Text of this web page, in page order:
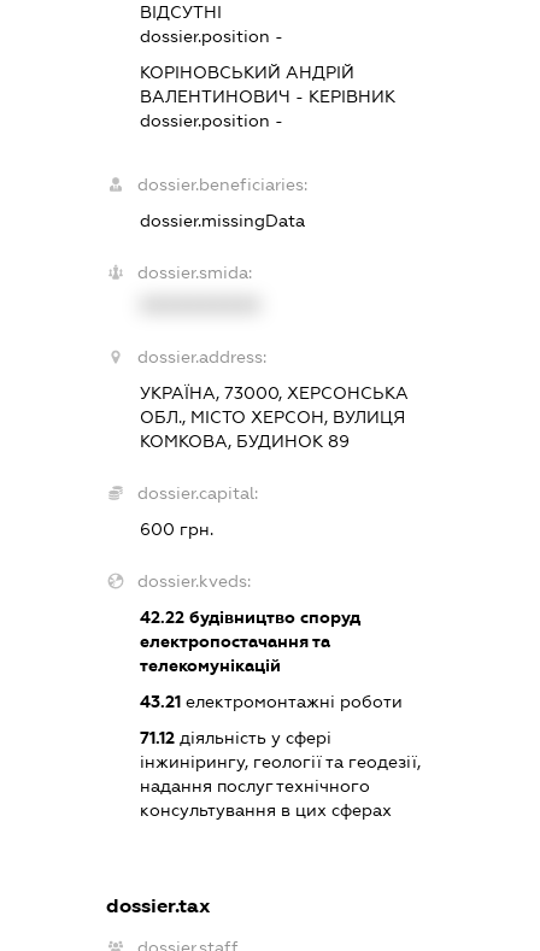
ВІДСУТНІ
dossier.position -
КОРІНОВСЬКИЙ АНДРІЙ
ВАЛЕНТИНОВИЧ - КЕРІВНИК
dossier.position -
dossier.beneficiaries:
dossier.missingData
dossier.smida:
dossier.address:
УКРАЇНА, 73000, ХЕРСОНСЬКА
ОБЛ., МІСТО ХЕРСОН, ВУЛИЦЯ
КОМКОВА, БУДИНОК 89
dossier.capital:
600 грн.
dossier.kveds:
42.22 будівництво споруд
електропостачання та
телекомунікацій
43.21 електромонтажні роботи
71.12 діяльність у сфері
інжинірингу, геології та геодезії,
надання послуг технічного
консультування в цих сферах
dossier.tax
dossier.staff